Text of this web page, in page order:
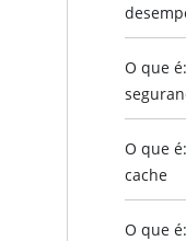
O que
O que
cache
O que